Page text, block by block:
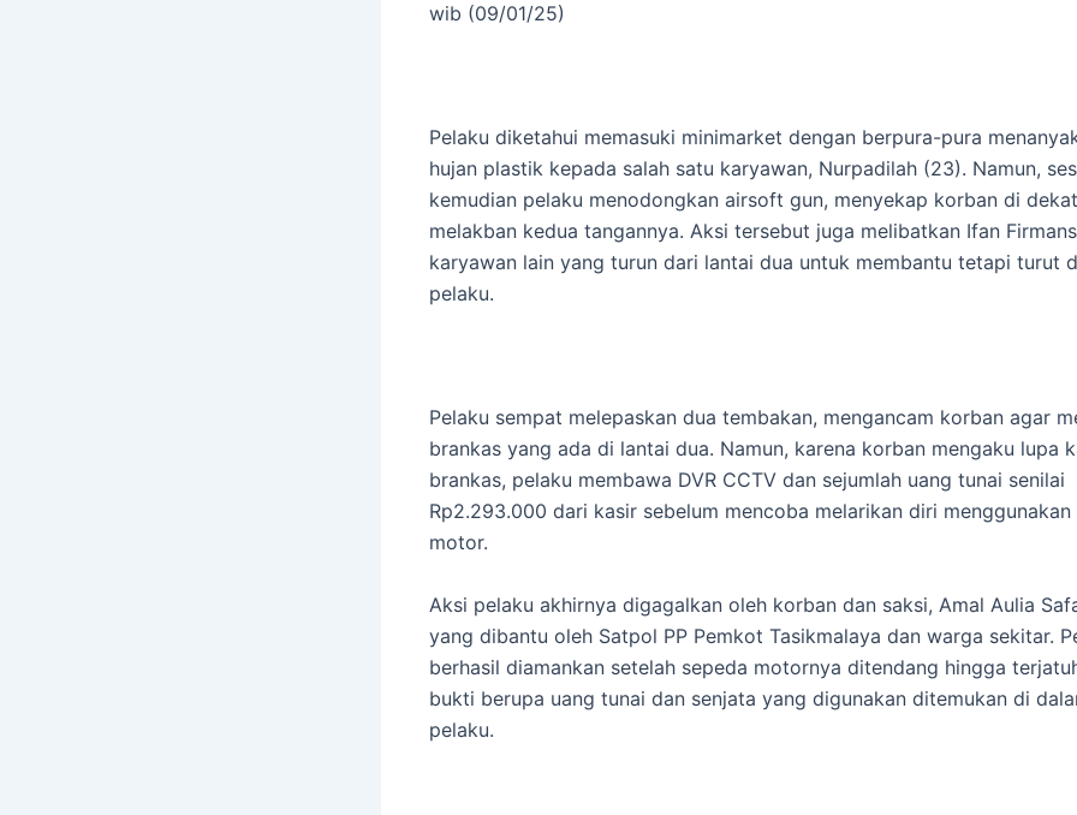
wib (09/01/25)
Pelaku diketahui memasuki minimarket dengan berpura-pura
hujan plastik kepada salah satu karyawan, Nurpadilah (23). Namun,
kemudian pelaku menodongkan airsoft gun, menyekap korban di
melakban kedua tangannya. Aksi tersebut juga melibatkan Ifan
karyawan lain yang turun dari lantai dua untuk membantu tetapi turut
pelaku.
Pelaku sempat melepaskan dua tembakan, mengancam korban agar
brankas yang ada di lantai dua. Namun, karena korban mengaku lupa
brankas, pelaku membawa DVR CCTV dan sejumlah uang tunai senilai
Rp2.293.000 dari kasir sebelum mencoba melarikan diri menggunakan
motor.
Aksi pelaku akhirnya digagalkan oleh korban dan saksi, Amal Aulia
yang dibantu oleh Satpol PP Pemkot Tasikmalaya dan warga sekitar.
berhasil diamankan setelah sepeda motornya ditendang hingga
bukti berupa uang tunai dan senjata yang digunakan ditemukan di
pelaku.